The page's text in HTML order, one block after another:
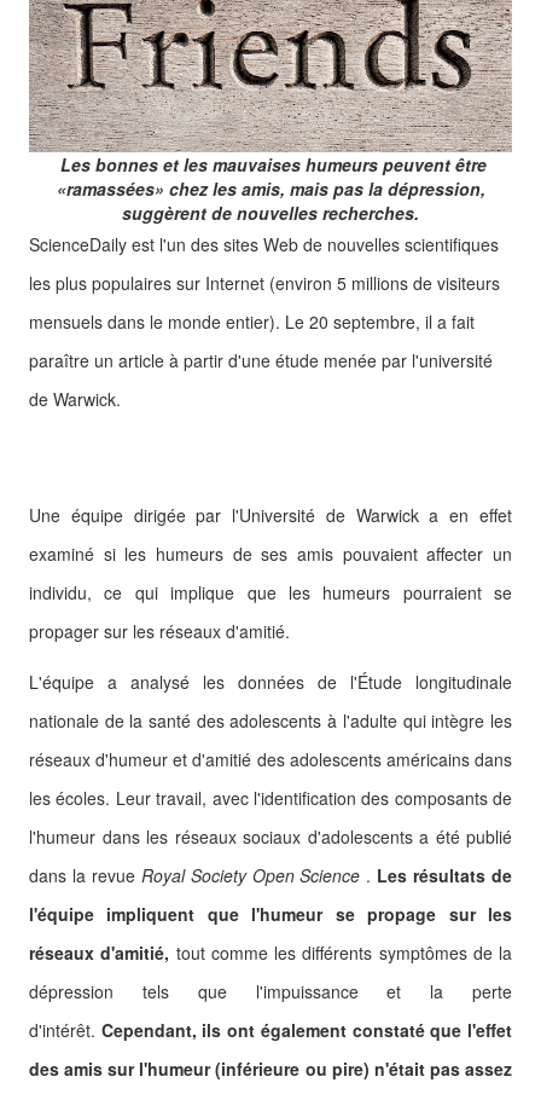
Les bonnes et les mauvaises humeurs peuvent être
«ramassées» chez les amis, mais pas la dépression,
suggèrent de nouvelles recherches.
ScienceDaily est l'un des sites Web de nouvelles scientifiques
les plus populaires sur Internet (environ 5 millions de visiteurs
mensuels dans le monde entier). Le 20 septembre, il a fait
paraître un article à partir d'une étude menée par l'université
de Warwick.
Une équipe dirigée par l'Université de Warwick a en effet
examiné si les humeurs de ses amis pouvaient affecter un
individu, ce qui implique que les humeurs pourraient se
propager sur les réseaux d'amitié.
L'équipe a analysé les données de l'Étude longitudinale
nationale de la santé des adolescents à l'adulte qui intègre les
réseaux d'humeur et d'amitié des adolescents américains dans
les écoles. Leur travail, avec l'identification des composants de
l'humeur dans les réseaux sociaux d'adolescents a été publié
dans la revue Royal Society Open Science . Les résultats de
l'équipe impliquent que l'humeur se propage sur les
réseaux d'amitié, tout comme les différents symptômes de la
dépression tels que l'impuissance et la perte
d'intérêt. Cependant, ils ont également constaté que l'effet
des amis sur l'humeur (inférieure ou pire) n'était pas assez